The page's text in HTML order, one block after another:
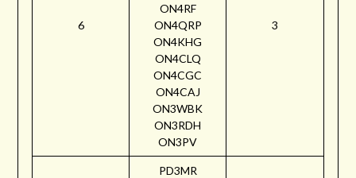
6
ON4RF
ON4QRP
ON4KHG
ON4CLQ
ON4CGC
ON4CAJ
ON3WBK
ON3RDH
ON3PV
3
PD3MR